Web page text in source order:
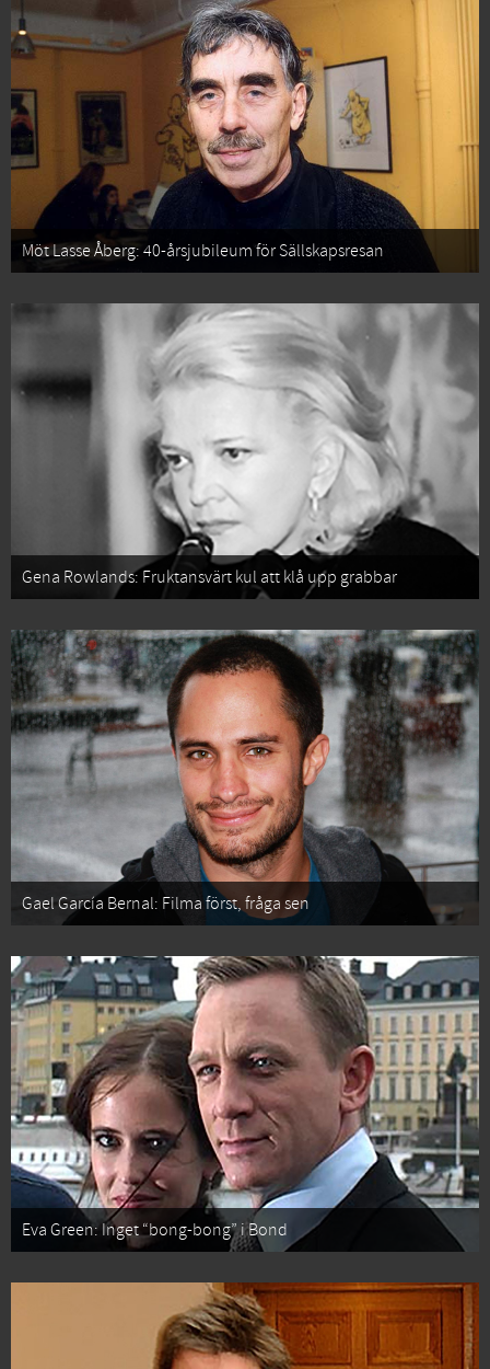
Möt Lasse Åberg: 40-årsjubileum för Sällskapsresan
Gena Rowlands: Fruktansvärt kul att klå upp grabbar
Gael García Bernal: Filma först, fråga sen
Eva Green: Inget “bong-bong” i Bond